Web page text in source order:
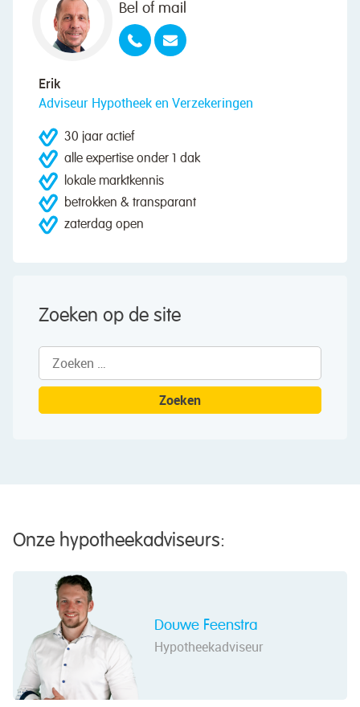
Bel of mail
Erik
Adviseur Hypotheek en Verzekeringen
30 jaar actief
alle expertise onder 1 dak
lokale marktkennis
betrokken & transparant
zaterdag open
Zoeken op de site
Zoeken
naar:
Onze hypotheekadviseurs:
Douwe Feenstra
Hypotheekadviseur